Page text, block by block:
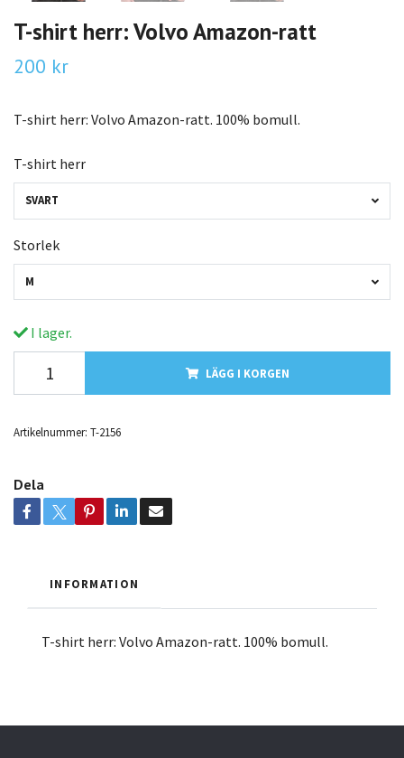
T-shirt herr: Volvo Amazon-ratt
200 kr
T-shirt herr: Volvo Amazon-ratt. 100% bomull.
T-shirt herr
SVART
Storlek
M
I lager.
LÄGG I KORGEN
Artikelnummer: T-2156
Dela
INFORMATION
T-shirt herr: Volvo Amazon-ratt. 100% bomull.